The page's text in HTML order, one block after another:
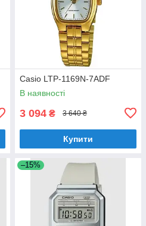
Casio LTP-1169N-7ADF
В наявності
3 094 ₴ 3 640 ₴
Купити
–15%